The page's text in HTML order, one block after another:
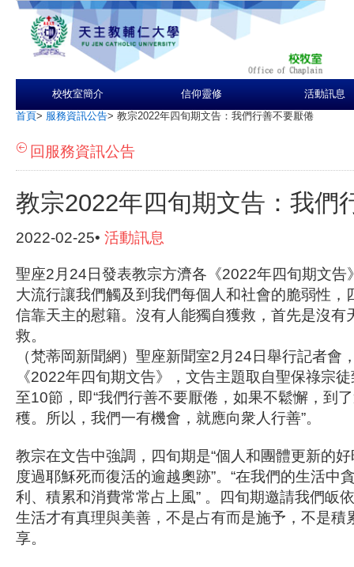
校牧室簡介 信仰靈修 活動訊息
首頁> 服務資訊公告> 教宗2022年四旬期文告：我們行善不要厭倦
回服務資訊公告
教宗2022年四旬期文告：我們
2022-02-25• 活動訊息
聖座2月24日發表教宗方濟各《2022年四旬期文告
大流行讓我們觸及到我們每個人和社會的脆弱性，
信靠天主的慰籍。沒有人能獨自獲救，首先是沒有
救。
（梵蒂岡新聞網）聖座新聞室2月24日舉行記者會
《2022年四旬期文告》，文告主題取自聖保祿宗
至10節，即“我們行善不要厭倦，如果不鬆懈，到
穫。所以，我們一有機會，就應向衆人行善”。
教宗在文告中強調，四旬期是“個人和團體更新的
度過耶穌死而復活的逾越奧跡”。“在我們的生活中
利、積累和消費常常占上風” 。四旬期邀請我們皈
生活才有真理與美善，不是占有而是施予，不是積
享。